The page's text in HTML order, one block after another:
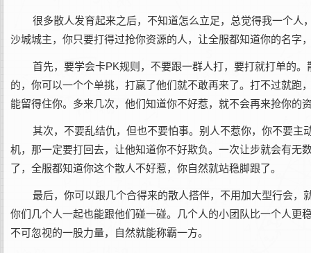
很多散人发育起来之后，不知道怎么立足，总觉得我一个
沙城城主，你只要打得过抢你资源的人，让全服都知道你的名字
首先，要学会卡PK规则，不要跟一群人打，要打就打单的
的，你可以一个个单挑，打赢了他们就不敢再来了。打不过就
能留得住你。多来几次，他们知道你不好惹，就不会再来抢你的
其次，不要乱结仇，但也不要怕事。别人不惹你，你不要
机，那一定要打回去，让他知道你不好欺负。一次让步就会有无
了，全服都知道你这个散人不好惹，你自然就站稳脚跟了。
最后，你可以跟几个合得来的散人搭伴，不用加大型行会
你们几个人一起也能跟他们碰一碰。几个人的小团队比一个人更
不可忽视的一股力量，自然就能称霸一方。